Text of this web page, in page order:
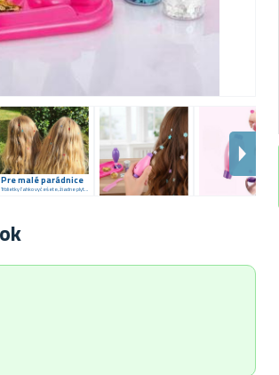
Pre malé parádnice
Trblietky ľahko vyčešete, žiadne plytvanie